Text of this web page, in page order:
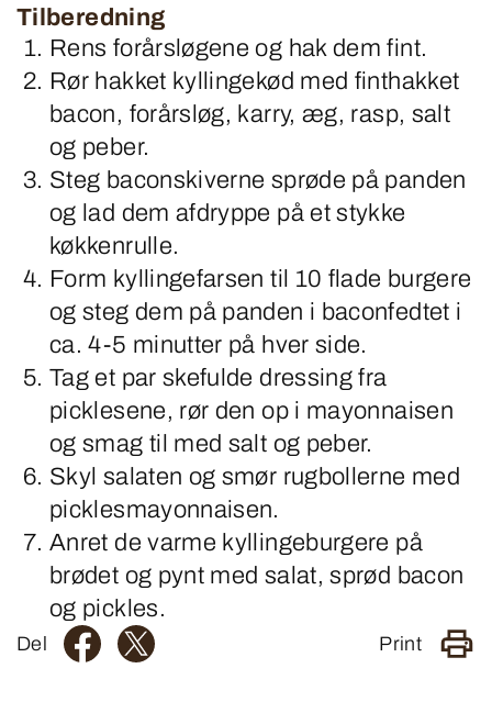
Tilberedning
Rens forårsløgene og hak dem fint.
Rør hakket kyllingekød med finthakket
bacon, forårsløg, karry, æg, rasp, salt
og peber.
Steg baconskiverne sprøde på panden
og lad dem afdryppe på et stykke
køkkenrulle.
Form kyllingefarsen til 10 flade burgere
og steg dem på panden i baconfedtet i
ca. 4-5 minutter på hver side.
Tag et par skefulde dressing fra
picklesene, rør den op i mayonnaisen
og smag til med salt og peber.
Skyl salaten og smør rugbollerne med
picklesmayonnaisen.
Anret de varme kyllingeburgere på
brødet og pynt med salat, sprød bacon
og pickles.
Del Print